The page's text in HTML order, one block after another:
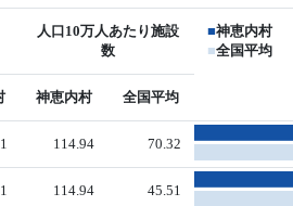
人口10万人あたり施設
数
■神恵内村
■全国平均
神恵内村 全国平均
1 114.94 70.32
1 114.94 45.51